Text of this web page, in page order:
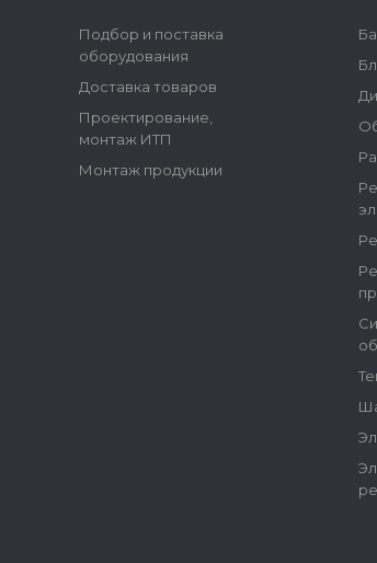
Подбор и поставка
оборудования
Доставка товаров
Проектирование,
монтаж ИТП
Монтаж продукции